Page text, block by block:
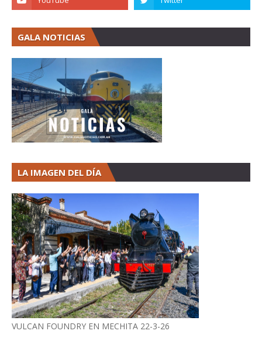
GALA NOTICIAS
LA IMAGEN DEL DÍA
VULCAN FOUNDRY EN MECHITA 22-3-26